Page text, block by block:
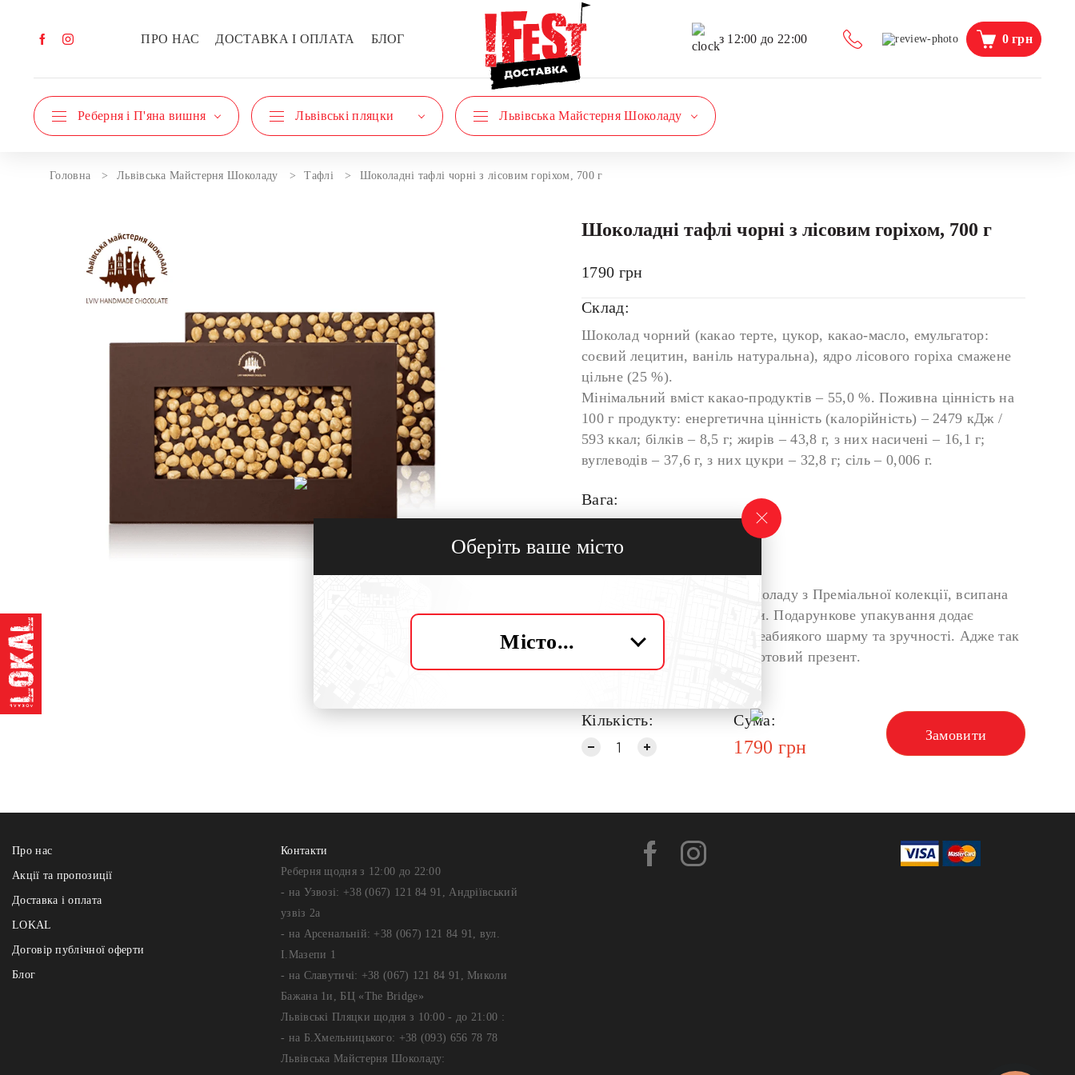
ПРО НАС ДОСТАВКА І ОПЛАТА БЛОГ з 12:00 до 22:00 0грн
Реберня і П'яна вишня Львівські пляцки Львівська Майстерня Шоколаду
Головна Львівська Майстерня Шоколаду Тафлі Шоколадні тафлі чорні з лісовим горіхом, 700 г
Шоколадні тафлі чорні з лісовим горіхом, 700 г
1790 грн
Склад:
Шоколад чорний (какао терте, цукор, какао-масло, емульгатор:
соєвий лецитин, ваніль натуральна), ядро лісового горіха смажене
цільне (25 %).
Мінімальний вміст какао-продуктів – 55,0 %. Поживна цінність на
100 г продукту: енергетична цінність (калорійність) – 2479 кДж /
593 ккал; білків – 8,5 г; жирів – 43,8 г, з них насичені – 16,1 г;
вуглеводів – 37,6 г, з них цукри – 32,8 г; сіль – 0,006 г.
Вага:
Велика плитка чорного шоколаду з Преміальної колекції, всипана
цільними лісовими горіхами. Подарункове упакування додає
незвичного розміру тафлі неабиякого шарму та зручності. Адже так
комфортно купити одразу готовий презент.
Кількість: Сума:
1790 грн
Замовити
Про нас
Акції та пропозиції
Доставка і оплата
LOKAL
Договір публічної оферти
Блог
Контакти
Реберня щодня з 12:00 до 22:00
- на Узвозі: +38 (067) 121 84 91, Андріївський
узвіз 2а
- на Арсенальній: +38 (067) 121 84 91, вул.
І.Мазепи 1
- на Славутичі: +38 (067) 121 84 91, Миколи
Бажана 1и, БЦ «The Bridge»
Львівські Пляцки щодня з 10:00 - до 21:00 :
- на Б.Хмельницького: +38 (093) 656 78 78
Львівська Майстерня Шоколаду:
Оберіть ваше місто
Місто...